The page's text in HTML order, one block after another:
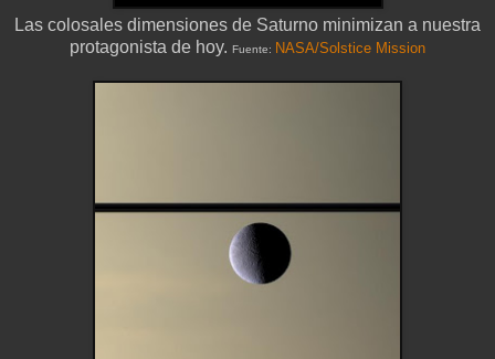
Las colosales dimensiones de Saturno minimizan a nuestra
protagonista de hoy. Fuente: NASA/Solstice Mission